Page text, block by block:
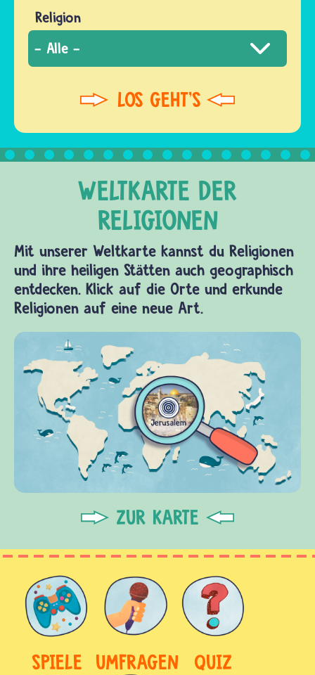
Religion
Mit unserer Weltkarte kannst du Religionen
und ihre heiligen Stätten auch geographisch
entdecken. Klick auf die Orte und erkunde
Religionen auf eine neue Art.
ZUR KARTE
SPIELE UMFRAGEN QUIZ